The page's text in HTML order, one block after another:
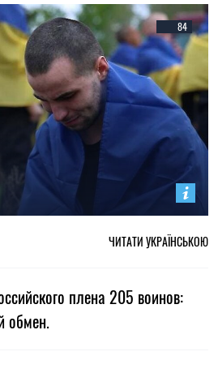
84
ЧИТАТИ УКРАЇНСЬКОЮ
плена 205 воинов:
обмен.